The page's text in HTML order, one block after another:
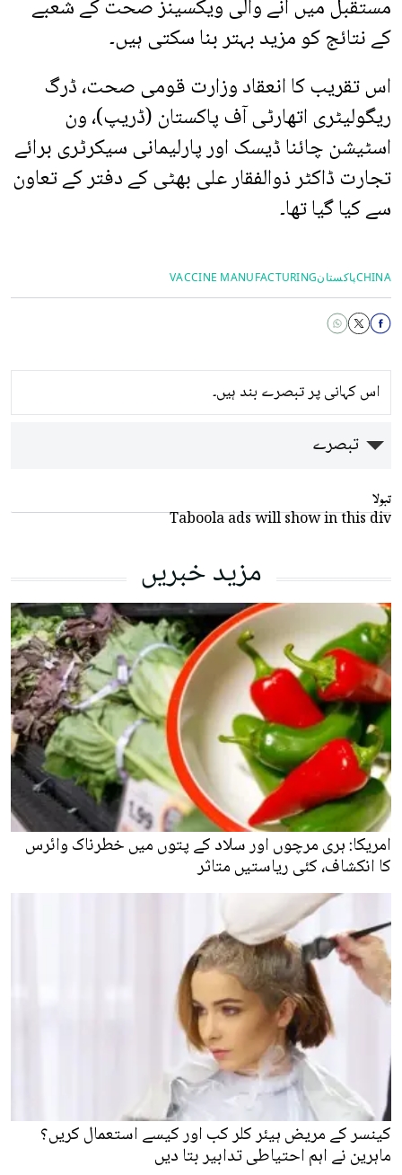
مستقبل میں آنے والی ویکسینز صحت کے شعبے
کے نتائج کو مزید بہتر بنا سکتی ہیں۔
اس تقریب کا انعقاد وزارت قومی صحت، ڈرگ
ریگولیٹری اتھارٹی آف پاکستان (ڈریپ)، ون
اسٹیشن چائنا ڈیسک اور پارلیمانی سیکرٹری برائے
تجارت ڈاکٹر ذوالفقار علی بھٹی کے دفتر کے تعاون
سے کیا گیا تھا۔
CHINAپاکستانVACCINE MANUFACTURING
اس کہانی پر تبصرے بند ہیں۔
تبصرے
تبولا
Taboola ads will show in this div
مزید خبریں
امریکا: ہری مرچوں اور سلاد کے پتوں میں خطرناک وائرس
کا انکشاف، کئی ریاستیں متاثر
کینسر کے مریض ہیئر کلر کب اور کیسے استعمال کریں؟
ماہرین نے اہم احتیاطی تدابیر بتا دیں